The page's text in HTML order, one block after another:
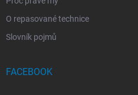
O repasované technice
Slovník pojmů
FACEBOOK